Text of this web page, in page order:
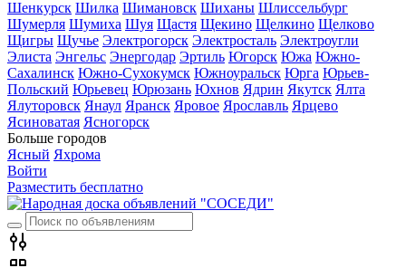
Шенкурск Шилка Шимановск Шиханы Шлиссельбург
Шумерля Шумиха Шуя Щастя Щекино Щелкино Щелково
Щигры Щучье Электрогорск Электросталь Электроугли
Элиста Энгельс Энергодар Эртиль Югорск Южа Южно-
Сахалинск Южно-Сухокумск Южноуральск Юрга Юрьев-
Польский Юрьевец Юрюзань Юхнов Ядрин Якутск Ялта
Ялуторовск Янаул Яранск Яровое Ярославль Ярцево
Ясиноватая Ясногорск
Больше городов
Ясный Яхрома
Войти
Разместить бесплатно